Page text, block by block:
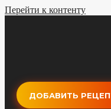
Перейти к контенту
ДОБАВИТЬ